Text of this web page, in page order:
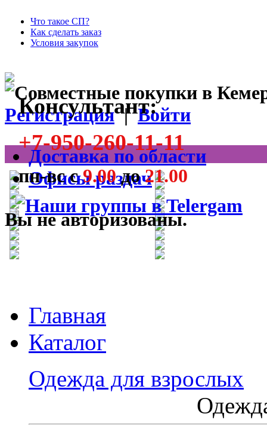
Что такое СП?
Как сделать заказ
Условия закупок
Консультант:
+7-950-260-11-11
пн-вс с9.00до21.00
Регистрация|Войти
Доставка по области
Офисы раздач
Вы не авторизованы.
Главная
Каталог
Одежда для взрослых